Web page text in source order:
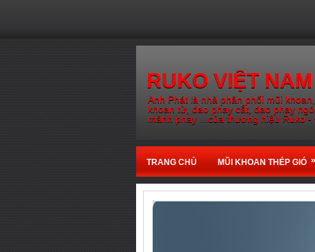
RUKO VIỆT NAM
Anh Phát là nhà phân phối mũi
khoan từ, dao phay cắt, dao phay
mảnh phay ...của thương hiệu Ruko
TRANG CHỦ MŨI KHOAN THÉP GIÓ »